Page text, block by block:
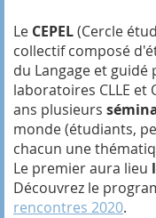
Le CEPEL(Cercle
collectif composé
du Langage et
laboratoires CLLE
ans plusieurs
monde (étudiants,
chacun une
Le premier aura lieu
Découvrez le
rencontres 2020.